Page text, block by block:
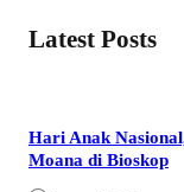
Latest Posts
Hari Anak
Moana di Bioskop